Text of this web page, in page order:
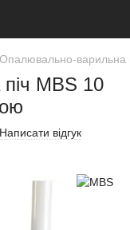
Опалювально-варильна
MBS 10
Написати відгук